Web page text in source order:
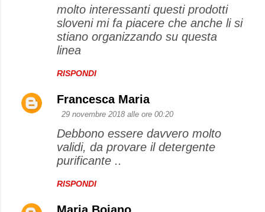
molto interessanti questi prodotti
sloveni mi fa piacere che anche li si
stiano organizzando su questa
linea
RISPONDI
Francesca Maria
29 novembre 2018 alle ore 00:20
Debbono essere davvero molto
validi, da provare il detergente
purificante ..
RISPONDI